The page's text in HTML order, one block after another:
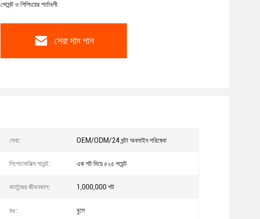
পেমেন্ট ও শিপিংয়ের শর্তাবলী
সেরা দাম পান
সেবা: OEM/ODM/24 ঘন্টা অনলাইন পরিষেবা
লিপোসোনিক্স পয়েন্ট: এক শট দিয়ে ৫২৫ পয়েন্ট
কার্তুজের জীবনকাল: 1,000,000 শট
রঙ: বুলে